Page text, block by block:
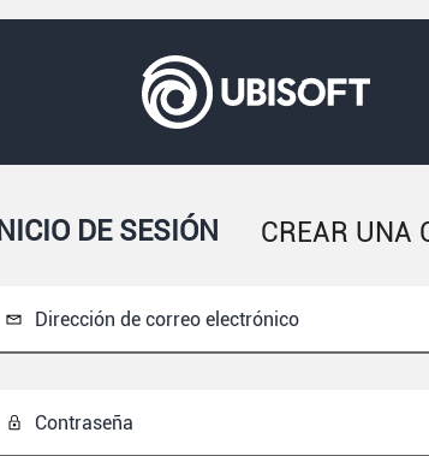
INICIO DE SESIÓN CREAR UNA
Dirección de correo electrónico
Contraseña